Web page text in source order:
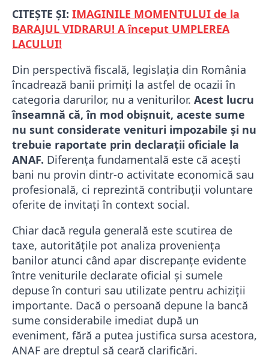
CITEȘTE ȘI: IMAGINILE MOMENTULUI de la
BARAJUL VIDRARU! A început UMPLEREA
LACULUI!
Din perspectivă fiscală, legislația din România
încadrează banii primiți la astfel de ocazii în
categoria darurilor, nu a veniturilor. Acest lucru
înseamnă că, în mod obișnuit, aceste sume
nu sunt considerate venituri impozabile și nu
trebuie raportate prin declarații oficiale la
ANAF. Diferența fundamentală este că acești
bani nu provin dintr-o activitate economică sau
profesională, ci reprezintă contribuții voluntare
oferite de invitați în context social.
Chiar dacă regula generală este scutirea de
taxe, autoritățile pot analiza proveniența
banilor atunci când apar discrepanțe evidente
între veniturile declarate oficial și sumele
depuse în conturi sau utilizate pentru achiziții
importante. Dacă o persoană depune la bancă
sume considerabile imediat după un
eveniment, fără a putea justifica sursa acestora,
ANAF are dreptul să ceară clarificări.